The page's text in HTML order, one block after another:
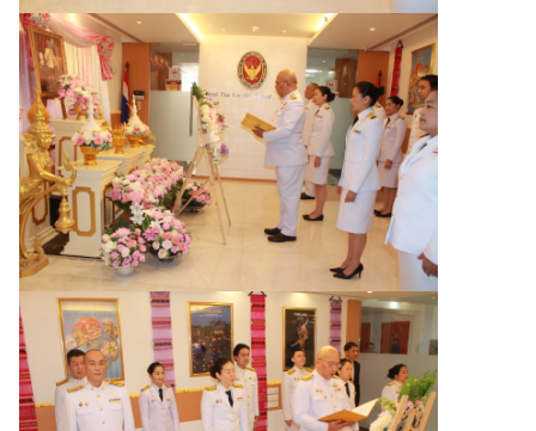
า
ง
ป
ร
ะ
เ
ท
ศ
ติ
ด
ต่
อ
เ